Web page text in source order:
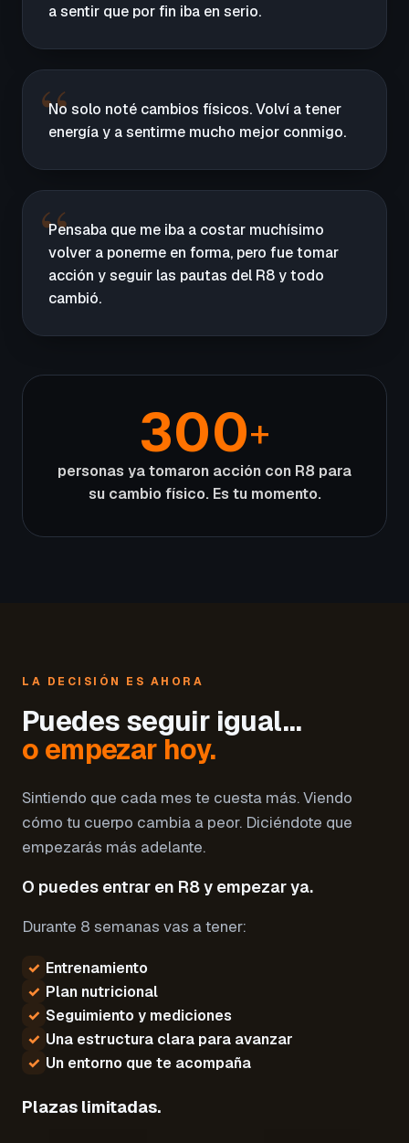
a sentir que por fin iba en serio.
No solo noté cambios físicos. Volví a tener
energía y a sentirme mucho mejor conmigo.
Pensaba que me iba a costar muchísimo
volver a ponerme en forma, pero fue tomar
acción y seguir las pautas del R8 y todo
cambió.
300+
personas ya tomaron acción con R8 para
su cambio físico. Es tu momento.
LA DECISIÓN ES AHORA
Puedes seguir igual…
o empezar hoy.
Sintiendo que cada mes te cuesta más. Viendo
cómo tu cuerpo cambia a peor. Diciéndote que
empezarás más adelante.
O puedes entrar en R8 y empezar ya.
Durante 8 semanas vas a tener:
✓ Entrenamiento
✓ Plan nutricional
✓ Seguimiento y mediciones
✓ Una estructura clara para avanzar
✓ Un entorno que te acompaña
Plazas limitadas.